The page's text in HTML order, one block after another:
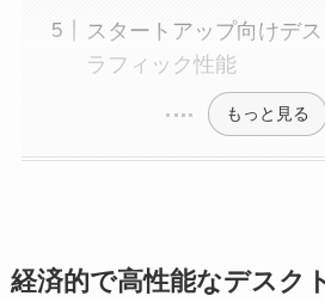
スタートアップ向けデ
ラフィック性能
もっと見る
経済的で高性能なデスク